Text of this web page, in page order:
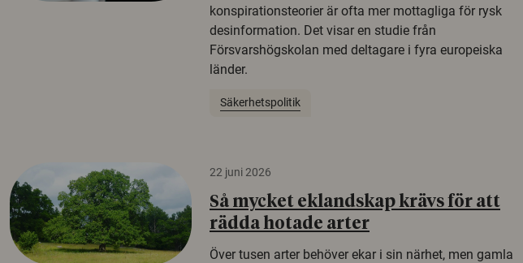
konspirationsteorier är ofta mer mottagliga för rysk
desinformation. Det visar en studie från
Försvarshögskolan med deltagare i fyra europeiska
länder.
Säkerhetspolitik
22 juni 2026
Så mycket eklandskap krävs för att
rädda hotade arter
Över tusen arter behöver ekar i sin närhet, men gamla